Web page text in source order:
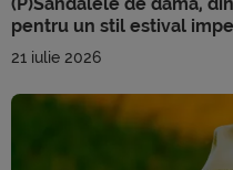
pentru un stil estival
21 iulie 2026